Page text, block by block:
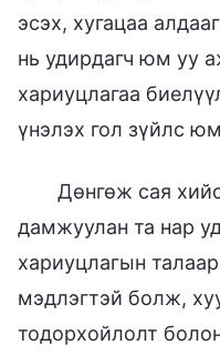
эсэх, хугацаа
нь удирдагч юм уу
хариуцлагаа
үнэлэх гол зүйлс
Дөнгөж сая
дамжуулан та нар
хариуцлагын
мэдлэгтэй болж,
тодорхойлолт